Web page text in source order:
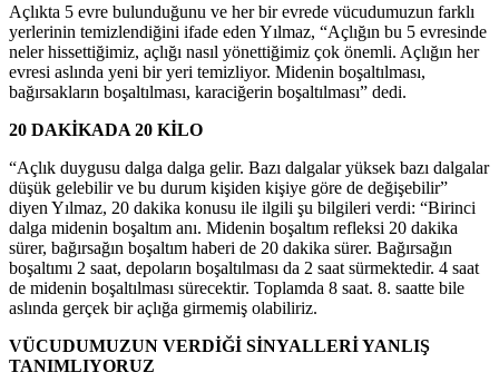
Açlıkta 5 evre bulunduğunu ve her bir evrede vücudumuzun farklı
yerlerinin temizlendiğini ifade eden Yılmaz, “Açlığın bu 5 evresinde
neler hissettiğimiz, açlığı nasıl yönettiğimiz çok önemli. Açlığın her
evresi aslında yeni bir yeri temizliyor. Midenin boşaltılması,
bağırsakların boşaltılması, karaciğerin boşaltılması” dedi.
20 DAKİKADA 20 KİLO
“Açlık duygusu dalga dalga gelir. Bazı dalgalar yüksek bazı dalgalar
düşük gelebilir ve bu durum kişiden kişiye göre de değişebilir”
diyen Yılmaz, 20 dakika konusu ile ilgili şu bilgileri verdi: “Birinci
dalga midenin boşaltım anı. Midenin boşaltım refleksi 20 dakika
sürer, bağırsağın boşaltım haberi de 20 dakika sürer. Bağırsağın
boşaltımı 2 saat, depoların boşaltılması da 2 saat sürmektedir. 4 saat
de midenin boşaltılması sürecektir. Toplamda 8 saat. 8. saatte bile
aslında gerçek bir açlığa girmemiş olabiliriz.
VÜCUDUMUZUN VERDİĞİ SİNYALLERİ YANLIŞ
TANIMLIYORUZ